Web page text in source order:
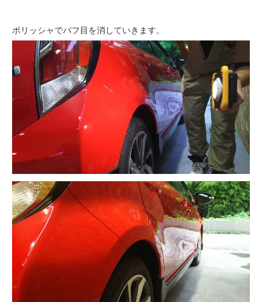
ポリッシャでバフ目を消していきます。